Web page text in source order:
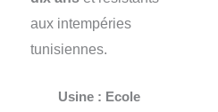
aux intempéries
tunisiennes.
Usine : Ecole